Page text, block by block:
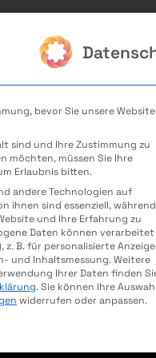
FERTIGUNGSTECHNIK
bevor Sie unsere Website
sind und Ihre Zustimmung zu
möchten, müssen Sie Ihre
Erlaubnis bitten.
andere Technologien auf
ihnen sind essenziell, während
und Ihre Erfahrung zu
Daten können verarbeitet
z. B. für personalisierte
und Inhaltsmessung.Weitere
Ihrer Daten finden
.Sie können Ihre Auswahl
widerrufen oder anpassen.